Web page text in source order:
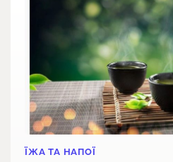
ЇЖА ТА НАПОЇ